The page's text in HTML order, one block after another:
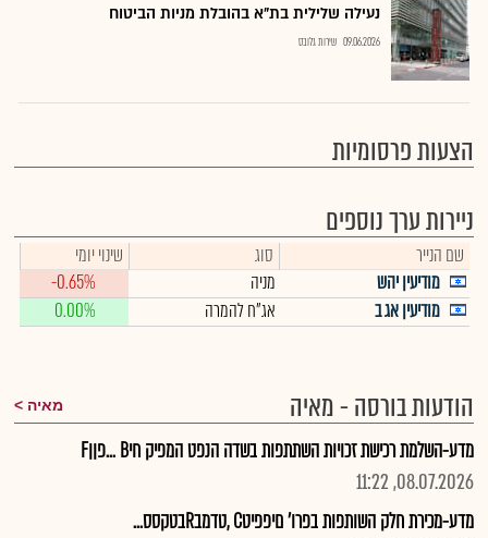
נעילה שלילית בת"א בהובלת מניות הביטוח
09.06.2026 שירות גלובס
הצעות פרסומיות
ניירות ערך נוספים
שם הנייר סוג
שינוי יומי
מודיעין יהש
מניה
-0.65%
מודיעין אג ב
אג"ח להמרה 0.00%
הודעות בורסה - מאיה מאיה
מדע-השלמת רכישת זכויות השתתפות בשדה הנפט המפיק חיB ...פןןF
08.07.2026, 11:22
מדע-מכירת חלק השותפות בפרו' םיפפיטC ,טדמבRבטקסס...